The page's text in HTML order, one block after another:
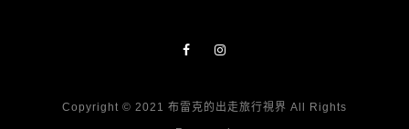
Copyright © 2021 布雷克的出走旅行視界 All Rights